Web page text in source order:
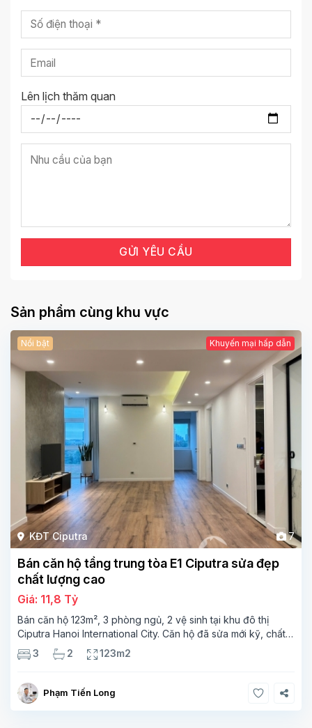
Lên lịch thăm quan
Sản phẩm cùng khu vực
KĐT Ciputra 7
Nổi bật Khuyến mại hấp dẫn
Bán căn hộ tầng trung tòa E1 Ciputra sửa đẹp
chất lượng cao
Giá: 11,8 Tỷ
Bán căn hộ 123m², 3 phòng ngủ, 2 vệ sinh tại khu đô thị
Ciputra Hanoi International City. Căn hộ đã sửa mới kỹ, chất
lượng cao, sàn gỗ, bếp hiện đại, không gian thoáng sáng.
3 2 123m2
Phạm Tiến Long